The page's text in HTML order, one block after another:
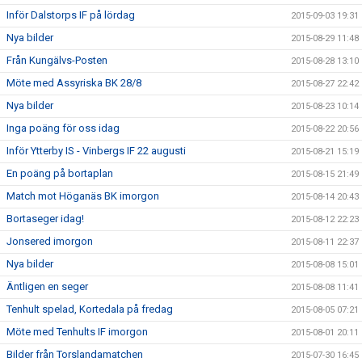
Inför Dalstorps IF på lördag 2015-09-03 19:31
Nya bilder 2015-08-29 11:48
Från Kungälvs-Posten 2015-08-28 13:10
Möte med Assyriska BK 28/8 2015-08-27 22:42
Nya bilder 2015-08-23 10:14
Inga poäng för oss idag 2015-08-22 20:56
Inför Ytterby IS - Vinbergs IF 22 augusti 2015-08-21 15:19
En poäng på bortaplan 2015-08-15 21:49
Match mot Höganäs BK imorgon 2015-08-14 20:43
Bortaseger idag! 2015-08-12 22:23
Jonsered imorgon 2015-08-11 22:37
Nya bilder 2015-08-08 15:01
Äntligen en seger 2015-08-08 11:41
Tenhult spelad, Kortedala på fredag 2015-08-05 07:21
Möte med Tenhults IF imorgon 2015-08-01 20:11
Bilder från Torslandamatchen 2015-07-30 16:45